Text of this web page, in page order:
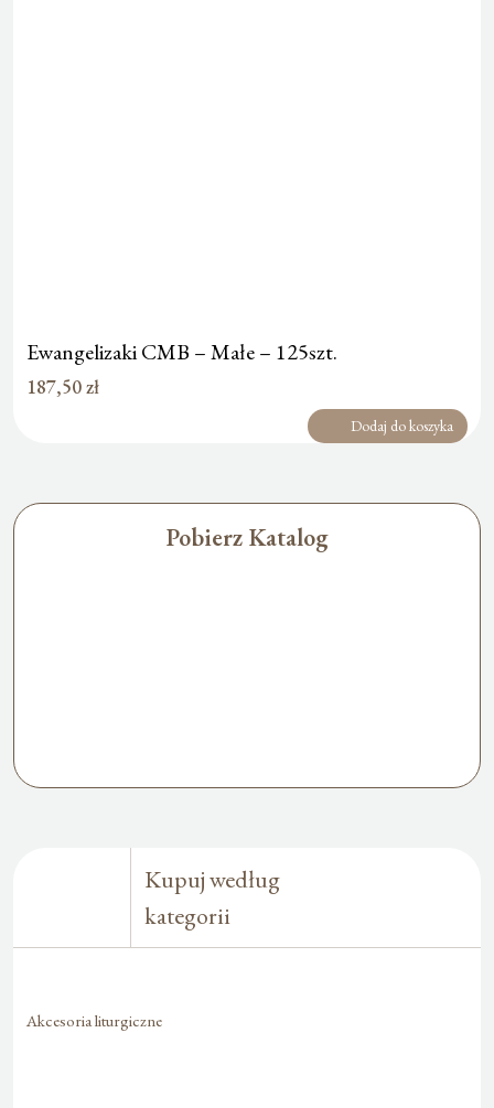
Ewangelizaki CMB – Małe – 125szt.
187,50zł
Dodaj do koszyka
Pobierz Katalog
Kupuj według
kategorii
Akcesoria liturgiczne